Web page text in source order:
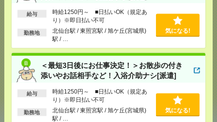
給与
時給1250円～ ■日払いOK（規定あ
り）※即日払い不可
勤務地
北仙台駅 / 東照宮駅 / 旭ケ丘(宮城県)
駅 / …
気になる!
＜最短3日後にお仕事決定！＞お散歩の付き
添いやお話相手など！入浴介助ナシ[派遣]
給与
時給1250円～ ■日払いOK（規定あ
り）※即日払い不可
勤務地
北仙台駅 / 東照宮駅 / 旭ケ丘(宮城県)
駅 / …
気になる!
応募ページへ
メールで送る LINEで送る
ツイート ブックマーク